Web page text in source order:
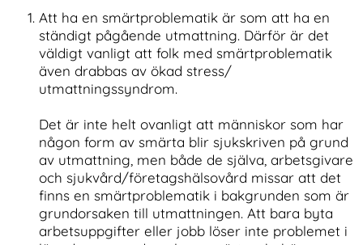
Att ha en smärtproblematik är som att ha en
ständigt pågående utmattning. Därför är det
väldigt vanligt att folk med smärtproblematik
även drabbas av ökad stress/
utmattningssyndrom.
Det är inte helt ovanligt att människor som har
någon form av smärta blir sjukskriven på grund
av utmattning, men både de själva, arbetsgivare
och sjukvård/företagshälsovård missar att det
finns en smärtproblematik i bakgrunden som är
grundorsaken till utmattningen. Att bara byta
arbetsuppgifter eller jobb löser inte problemet i